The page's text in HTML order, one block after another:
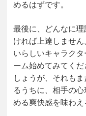
めるはずです。
最後に、どんなに
ければ上達しませ
いらしいキャラク
ーム始めてみてく
しょうが、それも
るうちに、相手の
める爽快感を味わえ